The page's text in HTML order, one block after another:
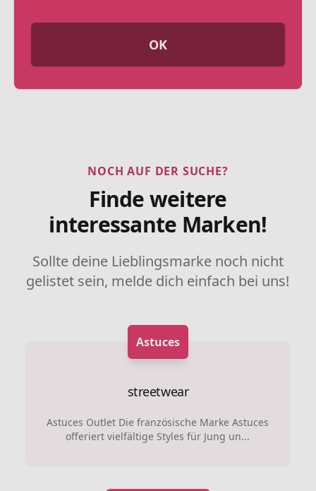
OK
NOCH AUF DER SUCHE?
Finde weitere
interessante Marken!
Sollte deine Lieblingsmarke noch nicht
gelistet sein, melde dich einfach bei uns!
Astuces
streetwear
Astuces Outlet Die französische Marke Astuces
offeriert vielfältige Styles für Jung un...